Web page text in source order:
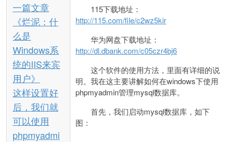
一篇文章
《烂泥：什
么是
Windows系
统的IIS来宾
用户》
这样设置好
后，我们就
可以使用
phpmyadmi
115下载地址：
http://115.com/file/c2wz5kir
华为网盘下载地址：
http://dl.dbank.com/c05czr4bj6
这个软件的使用方法，里面有详细的说
明。我在这主要讲解如何在windows下使用
phpmyadmin管理mysql数据库。
首先，我们启动mysql数据库，如下
图：